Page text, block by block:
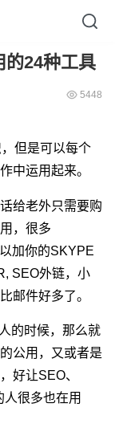
的24种工具
5448
但是可以每个
中运用起来。
给老外只需要购
，很多
加你的SKYPE
SEO外链，小
邮件好多了。
的时候，那么就
公用，又或者是
好让SEO、
很多也在用